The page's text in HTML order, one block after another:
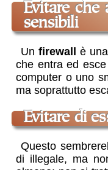
evitare che altri rubino nostri dati
sensibili
Unfirewall è
che entra ed
computer o uno
ma soprattutto
evitare di
Questo
di illegale, ma